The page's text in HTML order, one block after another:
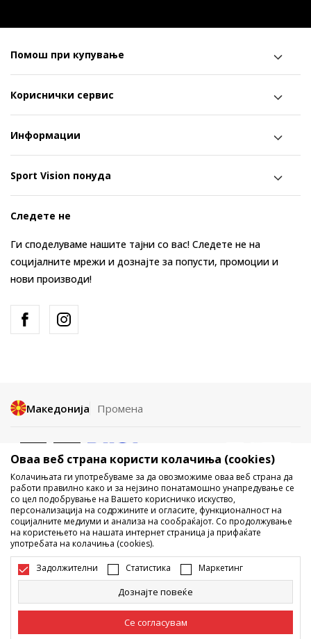
Помош при купување
Кориснички сервис
Информации
Sport Vision понуда
Следете не
Ги споделуваме нашите тајни со вас! Следете не на
социјалните мрежи и дознајте за попусти, промоции и
нови производи!
Македонија Промена
Не е дозволено превземање или користење на содржината од
интернет страните на Sport Vision, делумно или целосно a се
однесува на логоа, трговски марки, комерцијални содржини, ниту
истите да се отстапуваат на трети лица, јавно да се објавуваат или да
се користат за било какви цели, без писмена согласност од БДС.МК
ДООЕЛ.
Настојуваме да бидеме што попрецизни во описот на производот,
фотографијата и самата цена, но не можеме да гарантираме дака
сите информации се комплетни и без грешка. Сите прикажани
дека мораат да се достапни во секој момент. Достапноста на
Оваа веб страна користи колачиња (cookies)
Колачињата ги употребуваме за да овозможиме оваа веб страна да
работи правилно како и за нејзино понатамошно унапредување се
со цел подобрување на Вашето корисничко искуство,
персонализација на содржините и огласите, функционалност на
социјалните медиуми и анализа на сообраќајот. Со продолжување
на користењето на нашата интернет страница ја прифаќате
употребата на колачиња (cookies).
Задолжителни Статистика Маркетинг
Дознајте повеќе
Се согласувам